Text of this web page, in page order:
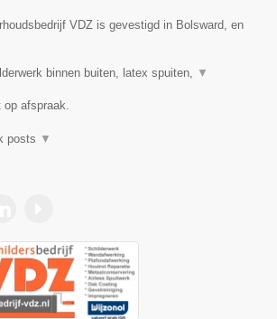
VDZ is gevestigd in Bolsward, en
binnen buiten, latex spuiten, ▼
afspraak.
posts ▼